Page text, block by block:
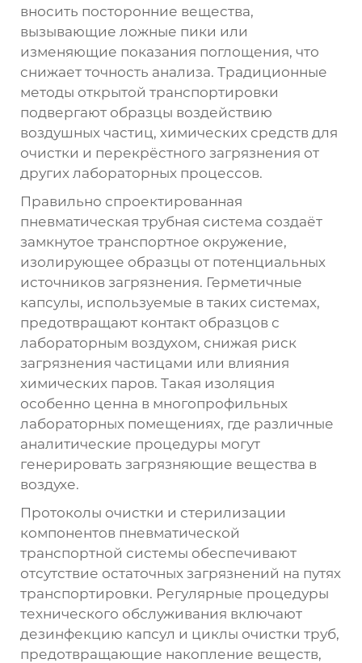
вносить посторонние вещества,
вызывающие ложные пики или
изменяющие показания поглощения, что
снижает точность анализа. Традиционные
методы открытой транспортировки
подвергают образцы воздействию
воздушных частиц, химических средств для
очистки и перекрёстного загрязнения от
других лабораторных процессов.
Правильно спроектированная
пневматическая трубная система создаёт
замкнутое транспортное окружение,
изолирующее образцы от потенциальных
источников загрязнения. Герметичные
капсулы, используемые в таких системах,
предотвращают контакт образцов с
лабораторным воздухом, снижая риск
загрязнения частицами или влияния
химических паров. Такая изоляция
особенно ценна в многопрофильных
лабораторных помещениях, где различные
аналитические процедуры могут
генерировать загрязняющие вещества в
воздухе.
Протоколы очистки и стерилизации
компонентов пневматической
транспортной системы обеспечивают
отсутствие остаточных загрязнений на путях
транспортировки. Регулярные процедуры
технического обслуживания включают
дезинфекцию капсул и циклы очистки труб,
предотвращающие накопление веществ,